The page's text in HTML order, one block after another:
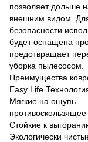
позволяет дольше
внешним видом.
безопасности
будет оснащена
предотвращает
уборка пылесосом.
Преимущества
Easy Life
Мягкие на ощупь
Стойкие к
Экологически